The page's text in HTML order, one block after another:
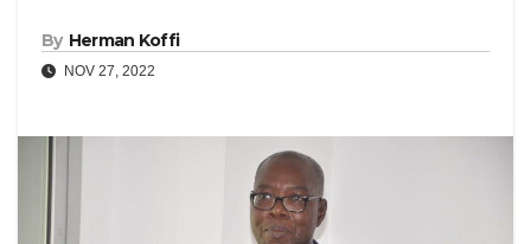
By Herman Koffi
NOV 27, 2022